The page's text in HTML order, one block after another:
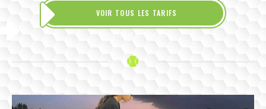
VOIR TOUS LES TARIFS